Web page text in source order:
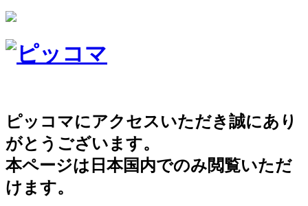
ピッコマにアクセスいただき誠にあり
がとうございます。
本ページは日本国内でのみ閲覧いただ
けます。